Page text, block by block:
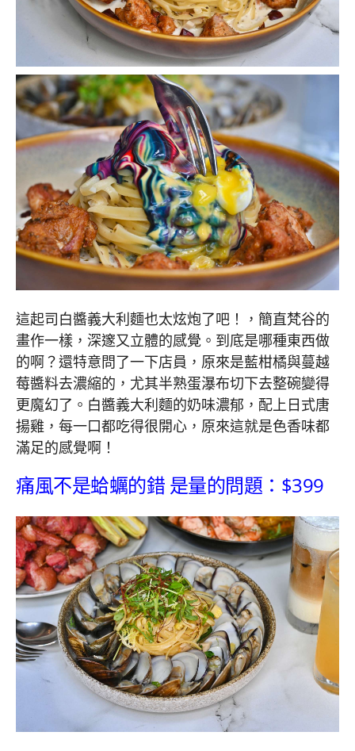
這起司白醬義大利麵也太炫炮了吧！，簡直梵谷的
畫作一樣，深邃又立體的感覺。到底是哪種東西做
的啊？還特意問了一下店員，原來是藍柑橘與蔓越
莓醬料去濃縮的，尤其半熟蛋瀑布切下去整碗變得
更魔幻了。白醬義大利麵的奶味濃郁，配上日式唐
揚雞，每一口都吃得很開心，原來這就是色香味都
滿足的感覺啊！
痛風不是蛤蠣的錯 是量的問題：$399